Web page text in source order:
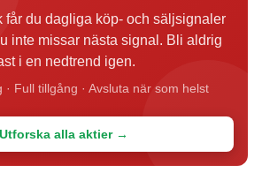
får du dagliga köp- och säljsignaler
inte missar nästa signal. Bli aldrig
i en nedtrend igen.
· Full tillgång · Avsluta när som helst
Utforska alla aktier →